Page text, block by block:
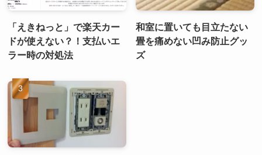
「えきねっと」で楽天カー
ドが使えない？！支払いエ
ラー時の対処法
和室に置いても目立たない
畳を痛めない凹み防止グッ
ズ